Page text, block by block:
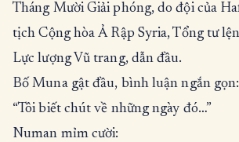
Tháng Mười Giải phóng, do đội của
tịch Cộng hòa Ả Rập Syria, Tổng tư
Lực lượng Vũ trang, dẫn đầu.
Bố Muna gật đầu, bình luận ngắn gọn:
“Tôi biết chút về những ngày đó…”
Numan mỉm cười: